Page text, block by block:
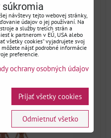
súkromia
návštevy tejto webovej stránky,
údajov o jej používaní. Na
a služby tretích strán a
k partnerom v EÚ, USA alebo
všetky cookies“ vyjadrujete svoj
nájsť podrobné informácie
preferencie.
ochrany osobných údajov
Prijať všetky cookies
Odmietnuť všetko